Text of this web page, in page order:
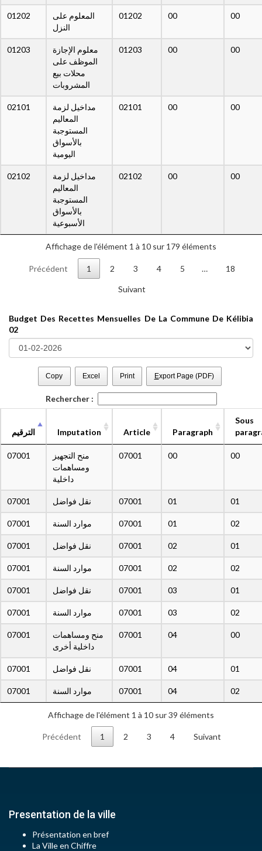
01202
المعلوم على
النزل
01202 00 00
01203
معلوم الإجازة
الموظف على
محلات بيع
المشروبات
01203 00 00
02101
مداخيل لزمة
المعاليم
المستوجبة
بالأسواق
اليومية
02101 00 00
02102
مداخيل لزمة
المعاليم
المستوجبة
بالأسواق
الأسبوعية
02102 00 00
Affichage de l'élément 1 à 10 sur 179 éléments
Précédent 1 2 3 4 5 … 18
Suivant
Budget Des Recettes Mensuelles De La Commune De Kélibia
02
Copy Excel Print Export Page (PDF)
Rechercher :
الترقيم Imputation Article Paragraph
Sous
07001
منح التجهيز
ومساهمات
داخلية
07001 00 00
07001 نقل فواضل 07001 01 01
07001 موارد السنة 07001 01 02
07001 نقل فواضل 07001 02 01
07001 موارد السنة 07001 02 02
07001 نقل فواضل 07001 03 01
07001 موارد السنة 07001 03 02
07001
منح ومساهمات
داخلية أخرى
07001 04 00
07001 نقل فواضل 07001 04 01
07001 موارد السنة 07001 04 02
Affichage de l'élément 1 à 10 sur 39 éléments
Précédent 1 2 3 4 Suivant
Presentation de la ville
Présentation en bref
La Ville en Chiffre